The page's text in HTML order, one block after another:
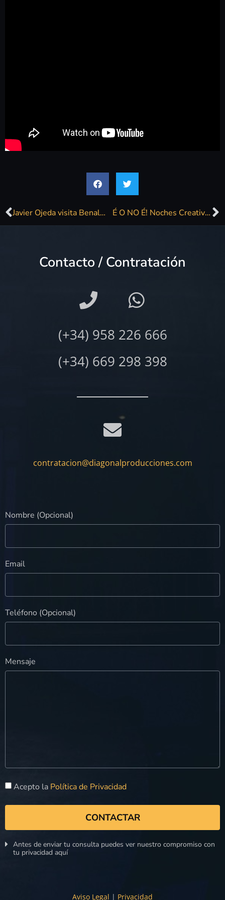
Javier Ojeda visita Benalmádena para organizar el evento «Noches Creativas» que se celebrará en septiembre É O NO É! Noches Creativas, Marbella & San Pedro
Contacto / Contratación
(+34) 958 226 666
(+34) 669 298 398
contratacion@diagonalproducciones.com
Nombre (Opcional)
Email
Teléfono (Opcional)
Mensaje
Acepto la Política de Privacidad
CONTACTAR
Antes de enviar tu consulta puedes ver nuestro compromiso con
tu privacidad aquí
Aviso Legal | Privacidad